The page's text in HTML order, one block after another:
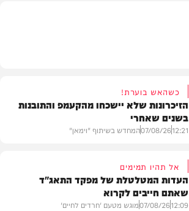
כשהאש בוערת!
הזיכרונות שלא יישכחו מהקעמפ והתובנות
בשנים שאחרי
12:21
07/08/26המחדש בשיתוף "וימאן"
אל תהיו תמימים
העדות המטלטלת של מפקד התאג"ד
שאתם חייבים לקרוא
12:09
07/08/26מוגש מטעם 'חרדים לחיים'